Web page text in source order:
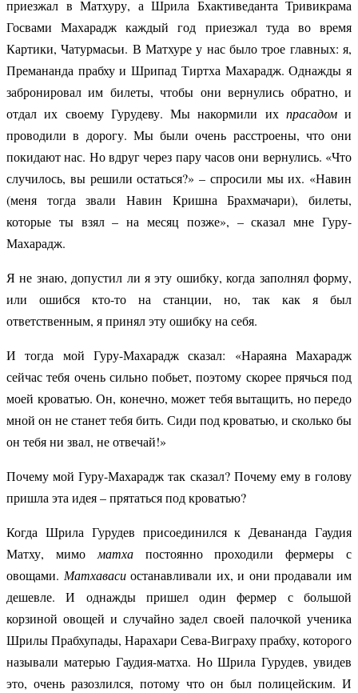
приезжал в Матхуру, а Шрила Бхактиведанта Тривикрама
Госвами Махарадж каждый год приезжал туда во время
Картики, Чатурмасьи. В Матхуре у нас было трое главных: я,
Премананда прабху и Шрипад Тиртха Махарадж. Однажды я
забронировал им билеты, чтобы они вернулись обратно, и
отдал их своему Гурудеву. Мы накормили их прасадоми
проводили в дорогу. Мы были очень расстроены, что они
покидают нас. Но вдруг через пару часов они вернулись. «Что
случилось, вы решили остаться?» – спросили мы их. «Навин
(меня тогда звали Навин Кришна Брахмачари), билеты,
которые ты взял – на месяц позже», – сказал мне Гуру-
Махарадж.
Я не знаю, допустил ли я эту ошибку, когда заполнял форму,
или ошибся кто-то на станции, но, так как я был
ответственным, я принял эту ошибку на себя.
И тогда мой Гуру-Махарадж сказал: «Нараяна Махарадж
сейчас тебя очень сильно побьет, поэтому скорее прячься под
моей кроватью. Он, конечно, может тебя вытащить, но передо
мной он не станет тебя бить. Сиди под кроватью, и сколько бы
он тебя ни звал, не отвечай!»
Почему мой Гуру-Махарадж так сказал? Почему ему в голову
пришла эта идея – прятаться под кроватью?
Когда Шрила Гурудев присоединился к Девананда Гаудия
Матху, мимо матха постоянно проходили фермеры с
овощами. Матхавасиостанавливали их, и они продавали им
дешевле. И однажды пришел один фермер с большой
корзиной овощей и случайно задел своей палочкой ученика
Шрилы Прабхупады, Нарахари Сева-Виграху прабху, которого
называли матерью Гаудия-матха. Но Шрила Гурудев, увидев
это, очень разозлился, потому что он был полицейским. И